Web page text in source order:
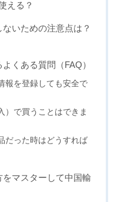
える？
いための注意点は？
くある質問（FAQ）
報を登録しても安全で
）で買うことはできま
だった時はどうすれば
をマスターして中国輸